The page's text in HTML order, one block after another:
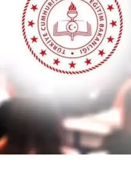
ile
çarpıştı:
kişi yaşamını yi...
Ayvalık'ta
fırtına:
tekne
sürüklend...